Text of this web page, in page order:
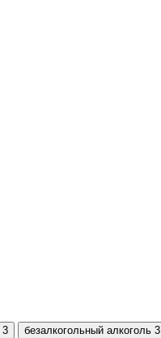
3 безалкогольный алкоголь 3